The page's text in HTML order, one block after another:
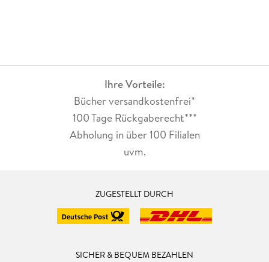
Ihre Vorteile:
Bücher versandkostenfrei*
100 Tage Rückgaberecht***
Abholung in über 100 Filialen
uvm.
ZUGESTELLT DURCH
SICHER & BEQUEM BEZAHLEN